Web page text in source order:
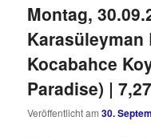
Montag,
Karasüleyman
Kocabahce
Paradise) |
Veröffentlicht am30.